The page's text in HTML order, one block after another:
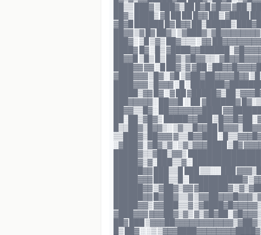
██▒▒ ███▓ ▒███▓▒██ █▓█ ▓█▓▓
██▓▒ ████▒ ▓█ ██ ██ █▓▓ ██▒ ▓████
▓█▓█ ██████ █▓ █▓▓ ██▒█████▒
██▓▓ ▒▓ █▓ ██▓▒
███▓░ ▒█ ▒▓▒ ██▓▒▒▒ ░▓▓
████▓ █▓ ░█▒
██▓▓█ ▒█▒ █▒
████▓▓ ▓▓ ░█ ██▓▒▓ ▓██ ▒██▓▓█▓▓▓▓█
▓███▓▓▓ ▒█▓░ ▓█ ▒▓██▓██▓▓▓▓█▓▓
████▓▓▓ ▒█▓▓▓ ░█
█████▒▓▓ █▓ ░▓ ██
███▓▓▓▓▓░ ██▓▓█ ░ ██ ▓██████▓
██▓▓▒▒█▓░ ██▓▓▓▓▓▓▓████
██░██▒▓█▓▒ █████▓▓███
█▒▒██▓▒█▓▓▒░ ▒▓▒▒█▓▓██
▒▒███▓▒██▓▓▓ ▓▒▒█▓▓███
░▓███▓░▓█▓▒▓░ ▒▓▒▓▓▓████ ▒█▓
█████▓▒▒▓██▒▓▓▒
█████▓▒▓░███▒▒▓░
██████▓▓ ███▒▒█ ███ ▒▒░░ ███
█████▓▓▓ ███▒▒█░ ███████████▓
██████▓▓ ▒▓██▓▒▓▓ ▓██████▓
██████▓▓ █▓██▓▒▒▓
█████▓▓▒ ▓▓███▒▒▓
▓███▓▓▓ ▓▓▓██▓▒▓▒
██▓ ███
█▒ ██▓ ░ ░▒